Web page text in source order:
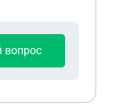
вопрос